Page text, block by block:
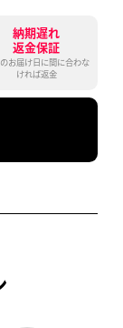
納期遅れ
返金保証
お届け日に間に合わな
ければ返金